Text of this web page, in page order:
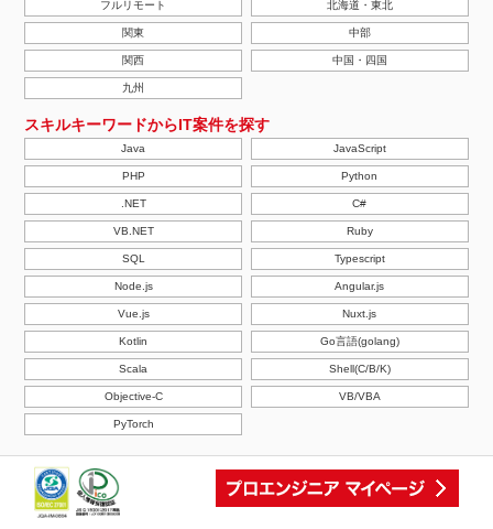
フルリモート 北海道・東北
関東 中部
関西 中国・四国
九州
スキルキーワードからIT案件を探す
Java JavaScript
PHP Python
.NET C#
VB.NET Ruby
SQL Typescript
Node.js Angular.js
Vue.js Nuxt.js
Kotlin Go言語(golang)
Scala Shell(C/B/K)
Objective-C VB/VBA
PyTorch